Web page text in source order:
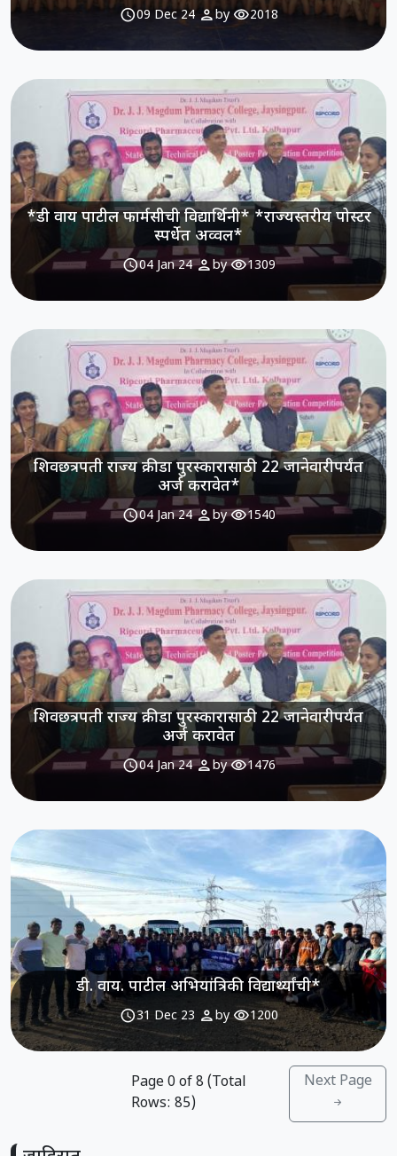
schedule09 Dec 24 personby visibility2018
*डी वाय पाटील फार्मसीची विद्यार्थिनी* *राज्यस्तरीय पोस्टर
स्पर्धेत अव्वल*
schedule04 Jan 24 personby visibility1309
शिवछत्रपती राज्य क्रीडा पुरस्कारासाठी 22 जानेवारीपर्यंत
अर्ज करावेत*
schedule04 Jan 24 personby visibility1540
शिवछत्रपती राज्य क्रीडा पुरस्कारासाठी 22 जानेवारीपर्यंत
अर्ज करावेत
schedule04 Jan 24 personby visibility1476
डी. वाय. पाटील अभियांत्रिकी विद्यार्थ्यांची*
schedule31 Dec 23 personby visibility1200
Page0 of8 (Total
Rows: 85)